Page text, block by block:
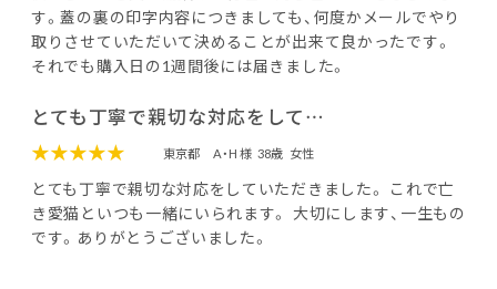
す。蓋の裏の印字内容につきましても、何度かメールでやり
取りさせていただいて決めることが出来て良かったです。
それでも購入日の1週間後には届きました。
とても丁寧で親切な対応をして…
★★★★★
東京都 A・H 様 38歳 女性
とても丁寧で親切な対応をしていただきました。 これで亡
き愛猫といつも一緒にいられます。 大切にします、一生もの
です。ありがとうございました。